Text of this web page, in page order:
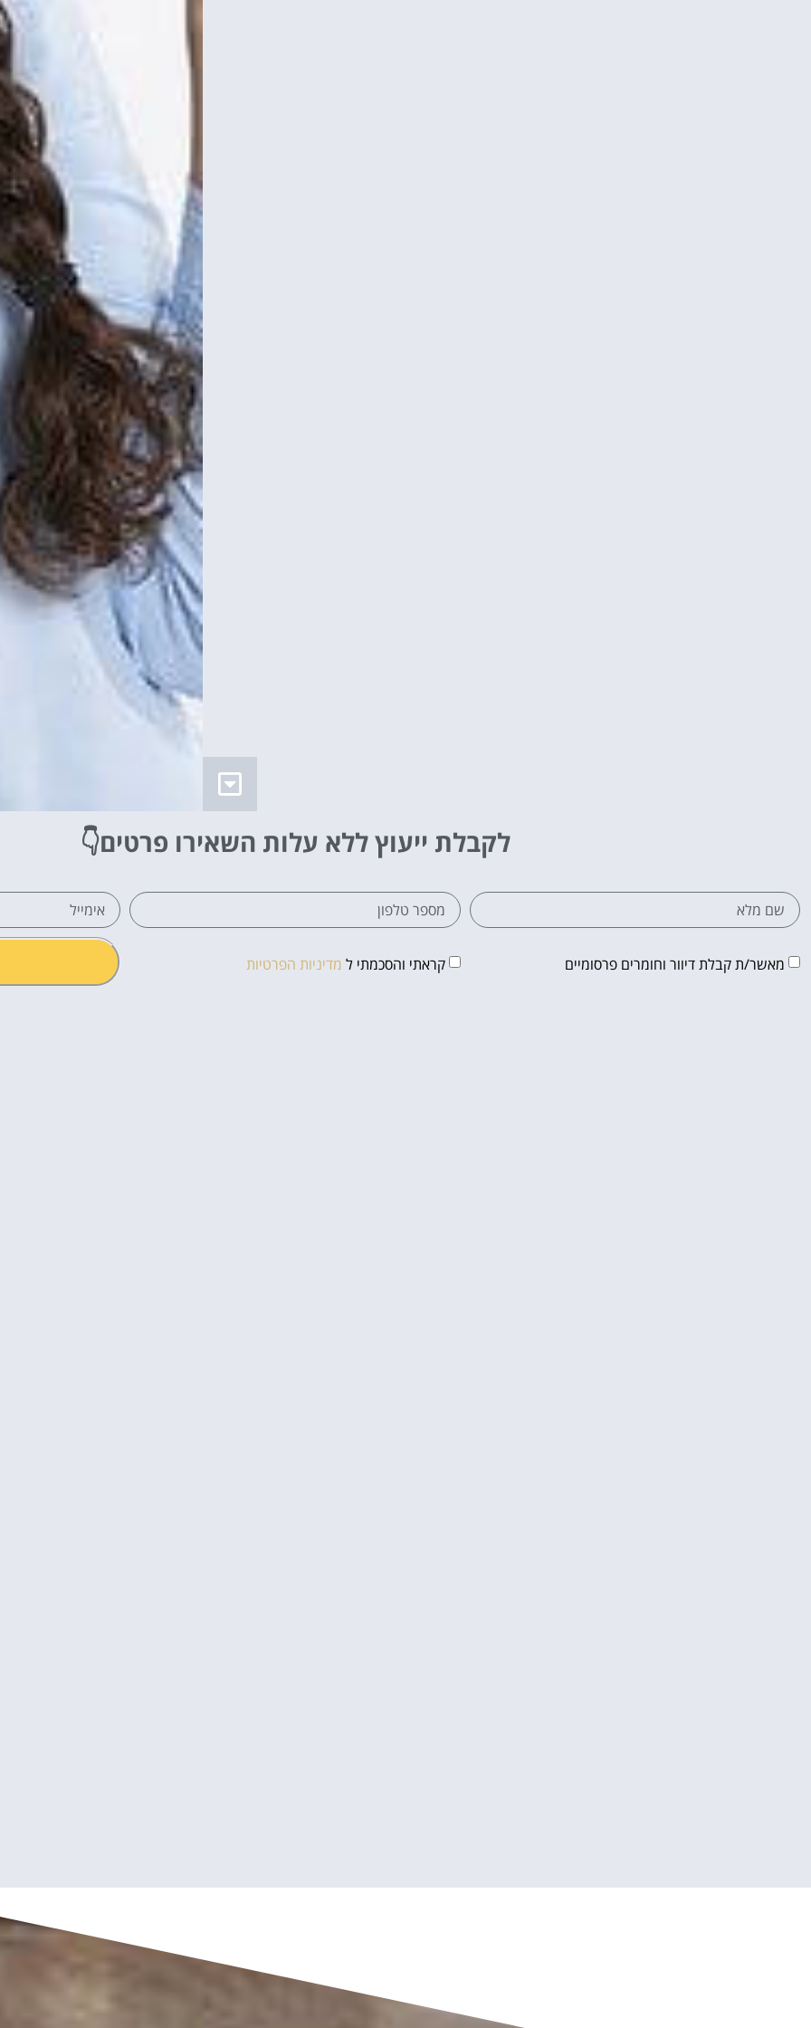
לקבלת ייעוץ ללא עלות השאירו פרטים👇
מאשר/ת קבלת דיוור וחומרים פרסומיים קראתי והסכמתי ל מדיניות הפרטיות